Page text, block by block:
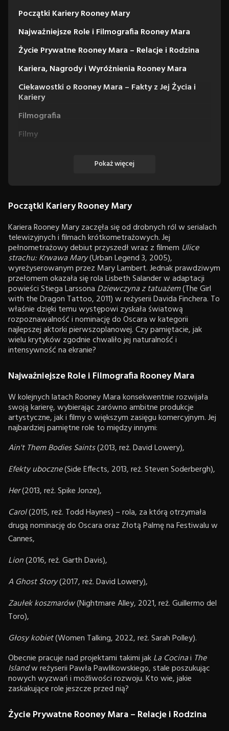
Początki Kariery Rooney Mary
Najważniejsze Role i Filmografia Rooney Mara
Życie Prywatne Rooney Mara – Relacje i Rodzina
Kariera, Nagrody i Wyróżnienia Rooney Mara
Ciekawostki o Rooney Mara – Fakty z Jej Życia i
Kariery
Filmografia
Filmy
Pokaż więcej
Początki Kariery Rooney Mary
Kariera Rooney Mary zaczęła się od drobnych ról w serialach
telewizyjnych i filmach krótkometrażowych. Jej
pełnometrażowy debiut przyszedł wraz z filmem Ulice
strachu: Krwawa Mary(Urban Legend 3, 2005),
wyreżyserowanym przez Mary Lambert. Jednak prawdziwym
przełomem okazała się rola Lisbeth Salander w adaptacji
powieści Stiega Larssona Dziewczyna z tatuażem(The Girl
with the Dragon Tattoo, 2011) w reżyserii Davida Finchera. To
właśnie dzięki temu występowi zyskała światową
rozpoznawalność i nominację do Oscara w kategorii
najlepszej aktorki pierwszoplanowej. Czy pamiętacie, jak
wielu krytyków zgodnie chwaliło jej naturalność i
intensywność na ekranie?
Najważniejsze Role i Filmografia Rooney Mara
W kolejnych latach Rooney Mara konsekwentnie rozwijała
swoją karierę, wybierając zarówno ambitne produkcje
artystyczne, jak i filmy o większym zasięgu komercyjnym. Jej
najbardziej pamiętne role to między innymi:
Ain't Them Bodies Saints(2013, reż. David Lowery),
Efekty uboczne(Side Effects, 2013, reż. Steven Soderbergh),
Her(2013, reż. Spike Jonze),
Carol(2015, reż. Todd Haynes) – rola, za którą otrzymała
drugą nominację do Oscara oraz Złotą Palmę na Festiwalu w
Cannes,
Lion(2016, reż. Garth Davis),
A Ghost Story(2017, reż. David Lowery),
Zaułek koszmarów(Nightmare Alley, 2021, reż. Guillermo del
Toro),
Głosy kobiet(Women Talking, 2022, reż. Sarah Polley).
Obecnie pracuje nad projektami takimi jakLa Cocinai The
Islandw reżyserii Pawła Pawlikowskiego, stale poszukując
nowych wyzwań i możliwości rozwoju. Kto wie, jakie
zaskakujące role jeszcze przed nią?
Życie Prywatne Rooney Mara – Relacje i Rodzina